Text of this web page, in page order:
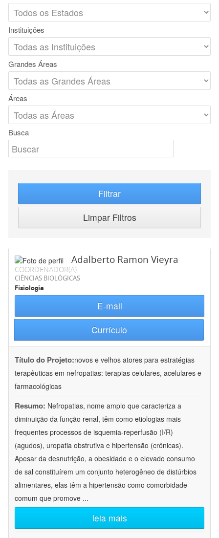
Instituições
Grandes Áreas
Áreas
Busca
Filtrar
Limpar Filtros
Adalberto Ramon Vieyra
COORDENADOR(A)
CIÊNCIAS BIOLÓGICAS
Fisiologia
E-mail
Currículo
Título do Projeto:novos e velhos atores para estratégias
terapêuticas em nefropatias: terapias celulares, acelulares e
farmacológicas
Resumo: Nefropatias, nome amplo que caracteriza a
diminuição da função renal, têm como etiologias mais
frequentes processos de isquemia-reperfusão (I/R)
(agudos), uropatia obstrutiva e hipertensão (crônicas).
Apesar da desnutrição, a obesidade e o elevado consumo
de sal constituírem um conjunto heterogêneo de distúrbios
alimentares, elas têm a hipertensão como comorbidade
comum que promove ...
leia mais